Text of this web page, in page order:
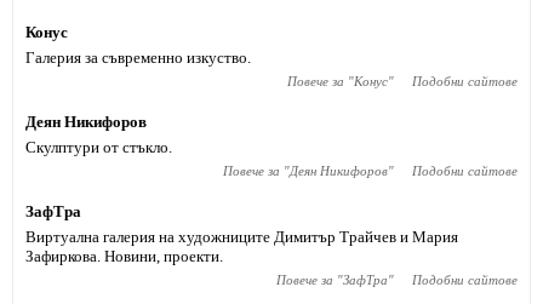
Конус
Галерия за съвременно изкуство.
Повече за "Конус" Подобни сайтове
Деян Никифоров
Скулптури от стъкло.
Повече за "Деян Никифоров" Подобни сайтове
ЗафТра
Виртуална галерия на художниците Димитър Трайчев и Мария
Зафиркова. Новини, проекти.
Повече за "ЗафТра" Подобни сайтове